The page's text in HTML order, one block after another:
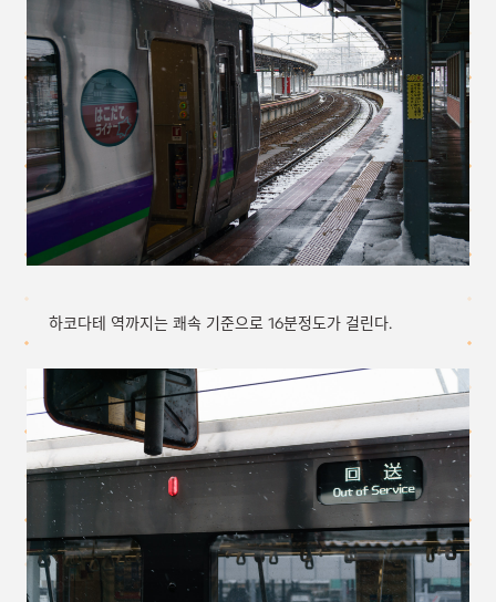
하코다테 역까지는 쾌속 기준으로 16분정도가 걸린다.